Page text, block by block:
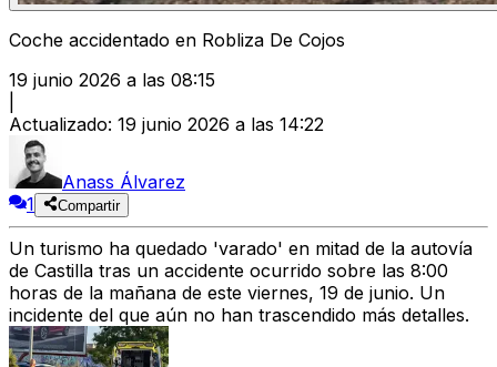
Coche accidentado en Robliza De Cojos
19 junio 2026 a las 08:15
Actualizado: 19 junio 2026 a las 14:22
Anass Álvarez
1
Compartir
Un turismo ha quedado 'varado' en mitad de la autovía
de Castilla tras un accidente ocurrido sobre las 8:00
horas de la mañana de este viernes, 19 de junio. Un
incidente del que aún no han trascendido más detalles.